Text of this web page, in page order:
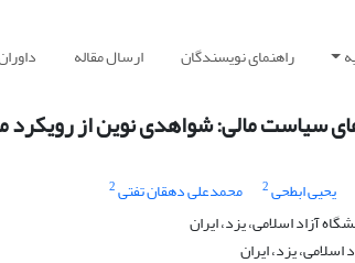
راهنمای نویسندگان ارسال مقاله
سیاست مالی: شواهدی نوین از
یحیی ابطحی2 محمدعلی دهقان تفتی2
آزاد اسلامی، یزد، ایران
اسلامی، یزد، ایران